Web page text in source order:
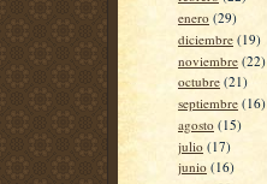
enero (29)
diciembre (19)
noviembre (22)
octubre (21)
septiembre (16)
agosto (15)
julio (17)
junio (16)